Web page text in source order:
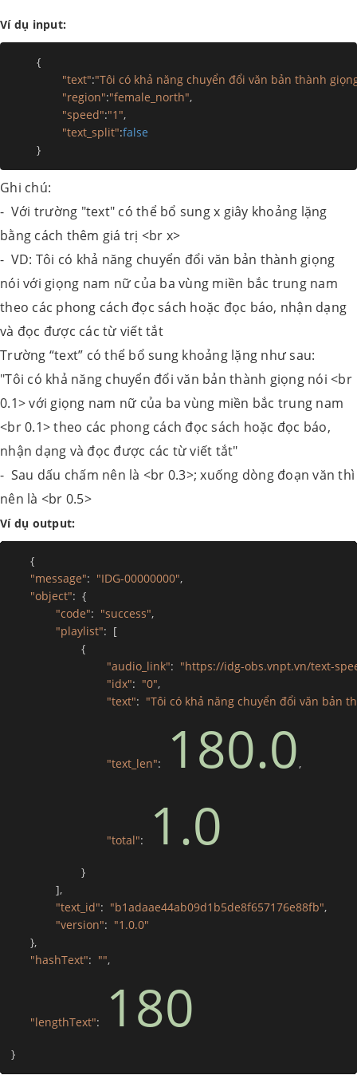
Ví dụ input:
{
"text":"Tôi có khả năng chuyển đổi văn bản thành
"region":"female_north",
"speed":"1",
"text_split":false
}
Ghi chú:
- Với trường "text" có thể bổ sung x giây khoảng lặng
bằng cách thêm giá trị <br x>
- VD: Tôi có khả năng chuyển đổi văn bản thành giọng
nói với giọng nam nữ của ba vùng miền bắc trung nam
theo các phong cách đọc sách hoặc đọc báo, nhận dạng
và đọc được các từ viết tắt
Trường “text” có thể bổ sung khoảng lặng như sau:
"Tôi có khả năng chuyển đổi văn bản thành giọng nói <br
0.1> với giọng nam nữ của ba vùng miền bắc trung nam
<br 0.1> theo các phong cách đọc sách hoặc đọc báo,
nhận dạng và đọc được các từ viết tắt"
- Sau dấu chấm nên là <br 0.3>; xuống dòng đoạn văn thì
nên là <br 0.5>
Ví dụ output:
{
"message": "IDG-00000000",
"object": {
"code": "success",
"playlist": [
{
"audio_link": "https://idg-obs.vnpt.vn/text-
"idx": "0",
"text": "Tôi có khả năng chuyển đổi văn bản
"text_len": 180.0 ,
"total": 1.0
}
],
"text_id": "b1adaae44ab09d1b5de8f657176e88fb",
"version": "1.0.0"
},
"hashText": "",
"lengthText": 180
}